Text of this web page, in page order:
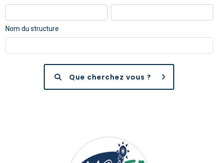
Nom du structure
Que cherchez vous ?